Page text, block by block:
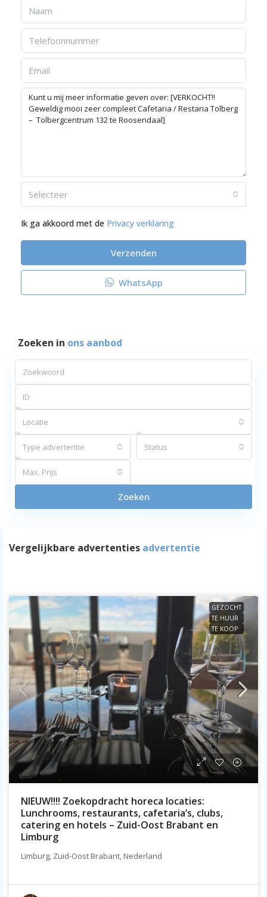
Selecteer
Ik ga akkoord met de Privacy verklaring
Verzenden
WhatsApp
Zoeken in ons aanbod
Locatie
Type advertentie Status
Max. Prijs
Zoeken
Vergelijkbare advertenties advertentie
GEZOCHT
TE HUUR
TE KOOP
NIEUW!!!! Zoekopdracht horeca locaties:
Lunchrooms, restaurants, cafetaria’s, clubs,
catering en hotels – Zuid-Oost Brabant en
Limburg
Limburg, Zuid-Oost Brabant, Nederland